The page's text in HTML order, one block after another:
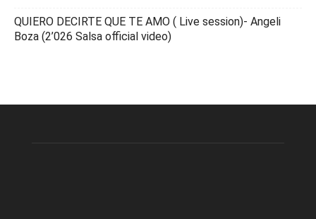
QUIERO DECIRTE QUE TE AMO ( Live session)- Angeli
Boza (2’026 Salsa official video)